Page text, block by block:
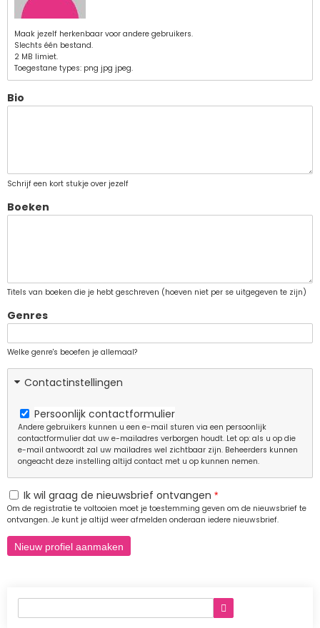
Maak jezelf herkenbaar voor andere gebruikers.
Slechts één bestand.
2 MB limiet.
Toegestane types: png jpg jpeg.
Bio
Schrijf een kort stukje over jezelf
Boeken
Titels van boeken die je hebt geschreven (hoeven niet per se uitgegeven te zijn)
Genres
Welke genre's beoefen je allemaal?
Contactinstellingen
Persoonlijk contactformulier
Andere gebruikers kunnen u een e-mail sturen via een persoonlijk
contactformulier dat uw e-mailadres verborgen houdt. Let op: als u op die
e-mail antwoordt zal uw mailadres wel zichtbaar zijn. Beheerders kunnen
ongeacht deze instelling altijd contact met u op kunnen nemen.
Ik wil graag de nieuwsbrief ontvangen
Om de registratie te voltooien moet je toestemming geven om de nieuwsbrief te
ontvangen. Je kunt je altijd weer afmelden onderaan iedere nieuwsbrief.